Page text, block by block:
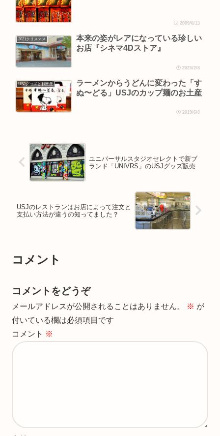
2009/8/13
2021クリスマス
本来の姿がレアになっている珍しい
お店『シネマ4Dストア』
2025/2/8
USJグッズとお土産
ラーメンからうどんに変わった「す
ぬ〜どる」USJのカップ麺のお土産
2019/6/8
ユニバーサルスタジオセレクトで新ブ
ランド「UNIVRS」のUSJグッズ販売
USJのレストランはお店によって注文と
支払い方法が違うの知ってました？
コメント
コメントをどうぞ
メールアドレスが公開されることはありません。 ※ が
付いている欄は必須項目です
コメント ※